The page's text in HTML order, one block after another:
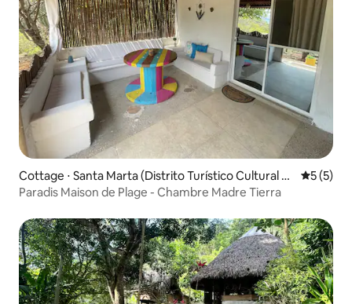
Cottage ⋅ Santa Marta (Distrito Turístico Cultural E
Histórico)
5 (5)
Paradis Maison de Plage - Chambre Madre Tierra